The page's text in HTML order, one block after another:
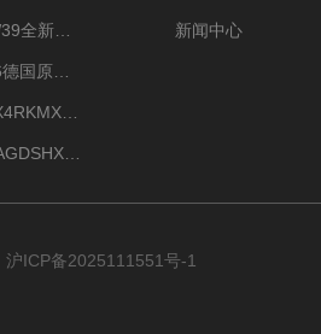
新闻中心
沪ICP备2025111551号-1